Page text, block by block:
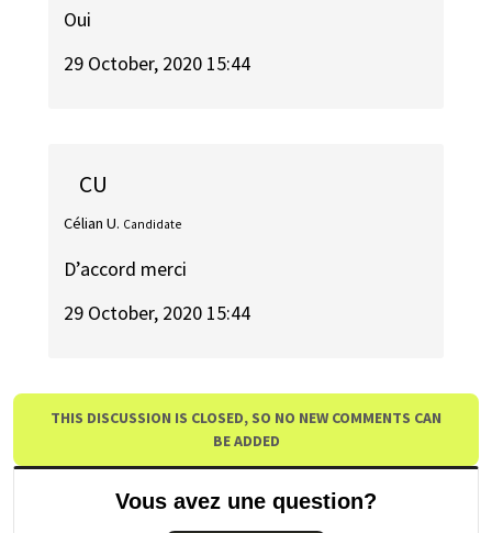
Oui
29 October, 2020 15:44
CU
Célian U. Candidate
D’accord merci
29 October, 2020 15:44
THIS DISCUSSION IS CLOSED, SO NO NEW COMMENTS CAN
BE ADDED
Vous avez une question?